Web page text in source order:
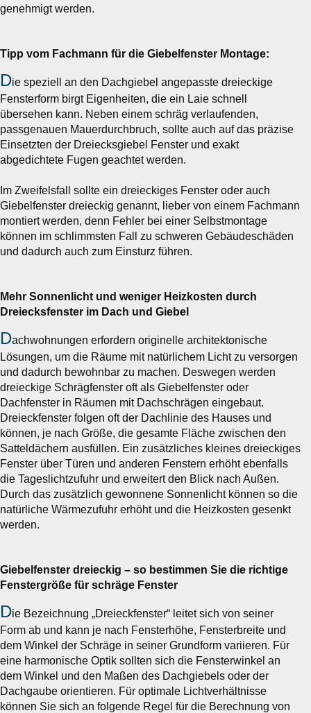
genehmigt werden.
Tipp vom Fachmann für die Giebelfenster Montage:
Die speziell an den Dachgiebel angepasste dreieckige
Fensterform birgt Eigenheiten, die ein Laie schnell
übersehen kann. Neben einem schräg verlaufenden,
passgenauen Mauerdurchbruch, sollte auch auf das präzise
Einsetzten der Dreiecksgiebel Fenster und exakt
abgedichtete Fugen geachtet werden.
Im Zweifelsfall sollte ein dreieckiges Fenster oder auch
Giebelfenster dreieckig genannt, lieber von einem Fachmann
montiert werden, denn Fehler bei einer Selbstmontage
können im schlimmsten Fall zu schweren Gebäudeschäden
und dadurch auch zum Einsturz führen.
Mehr Sonnenlicht und weniger Heizkosten durch
Dreiecksfenster im Dach und Giebel
Dachwohnungen erfordern originelle architektonische
Lösungen, um die Räume mit natürlichem Licht zu versorgen
und dadurch bewohnbar zu machen. Deswegen werden
dreieckige Schrägfenster oft als Giebelfenster oder
Dachfenster in Räumen mit Dachschrägen eingebaut.
Dreieckfenster folgen oft der Dachlinie des Hauses und
können, je nach Größe, die gesamte Fläche zwischen den
Satteldächern ausfüllen. Ein zusätzliches kleines dreieckiges
Fenster über Türen und anderen Fenstern erhöht ebenfalls
die Tageslichtzufuhr und erweitert den Blick nach Außen.
Durch das zusätzlich gewonnene Sonnenlicht können so die
natürliche Wärmezufuhr erhöht und die Heizkosten gesenkt
werden.
Giebelfenster dreieckig – so bestimmen Sie die richtige
Fenstergröße für schräge Fenster
Die Bezeichnung „Dreieckfenster“ leitet sich von seiner
Form ab und kann je nach Fensterhöhe, Fensterbreite und
dem Winkel der Schräge in seiner Grundform variieren. Für
eine harmonische Optik sollten sich die Fensterwinkel an
dem Winkel und den Maßen des Dachgiebels oder der
Dachgaube orientieren. Für optimale Lichtverhältnisse
können Sie sich an folgende Regel für die Berechnung von